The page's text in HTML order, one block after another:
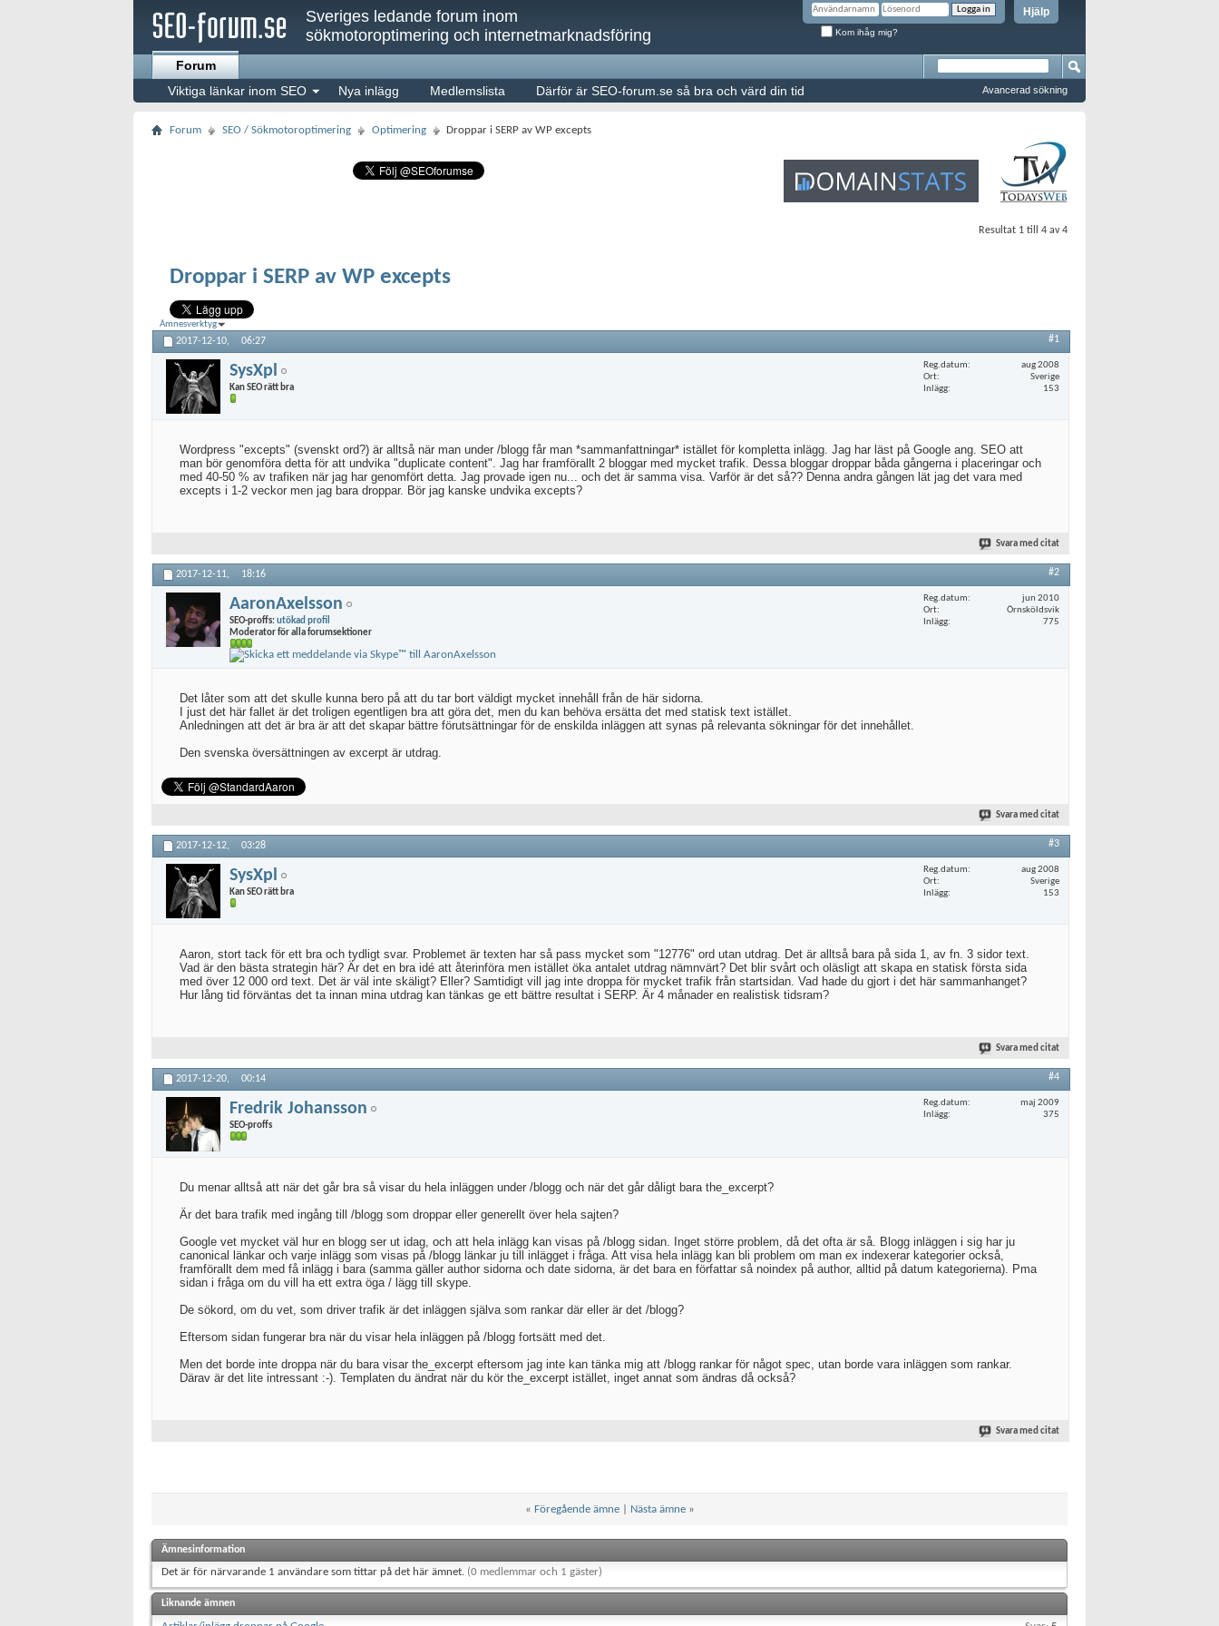
Hjälp
Kom ihåg mig?
Sveriges ledande forum inom
sökmotoroptimering och internetmarknadsföring
Forum
Viktiga länkar inom SEO
Nya inlägg Medlemslista Därför är SEO-forum.se så bra och värd din tid Avancerad sökning
Forum SEO / Sökmotoroptimering Optimering Droppar i SERP av WP excepts
Resultat 1 till 4 av 4
Droppar i SERP av WP excepts
Ämnesverktyg
2017-12-10, 06:27 #1
SysXpl
Kan SEO rätt bra
Reg.datum
aug 2008
Ort
Sverige
Inlägg
153
Wordpress "excepts" (svenskt ord?) är alltså när man under /blogg får man *sammanfattningar* istället för kompletta inlägg. Jag har läst på Google ang. SEO att
man bör genomföra detta för att undvika "duplicate content". Jag har framförallt 2 bloggar med mycket trafik. Dessa bloggar droppar båda gångerna i placeringar och
med 40-50 % av trafiken när jag har genomfört detta. Jag provade igen nu... och det är samma visa. Varför är det så?? Denna andra gången lät jag det vara med
excepts i 1-2 veckor men jag bara droppar. Bör jag kanske undvika excepts?
Svara med citat
2017-12-11, 18:16 #2
AaronAxelsson
SEO-proffs:utökad profil
Moderator för alla forumsektioner
Reg.datum
jun 2010
Ort
Örnsköldsvik
Inlägg
775
Det låter som att det skulle kunna bero på att du tar bort väldigt mycket innehåll från de här sidorna.
I just det här fallet är det troligen egentligen bra att göra det, men du kan behöva ersätta det med statisk text istället.
Anledningen att det är bra är att det skapar bättre förutsättningar för de enskilda inläggen att synas på relevanta sökningar för det innehållet.
Den svenska översättningen av excerpt är utdrag.
Svara med citat
2017-12-12, 03:28 #3
SysXpl
Kan SEO rätt bra
Reg.datum
aug 2008
Ort
Sverige
Inlägg
153
Aaron, stort tack för ett bra och tydligt svar. Problemet är texten har så pass mycket som "12776" ord utan utdrag. Det är alltså bara på sida 1, av fn. 3 sidor text.
Vad är den bästa strategin här? Är det en bra idé att återinföra men istället öka antalet utdrag nämnvärt? Det blir svårt och oläsligt att skapa en statisk första sida
med över 12 000 ord text. Det är väl inte skäligt? Eller? Samtidigt vill jag inte droppa för mycket trafik från startsidan. Vad hade du gjort i det här sammanhanget?
Hur lång tid förväntas det ta innan mina utdrag kan tänkas ge ett bättre resultat i SERP. Är 4 månader en realistisk tidsram?
Svara med citat
2017-12-20, 00:14 #4
Fredrik Johansson
SEO-proffs
Reg.datum
maj 2009
Inlägg
375
Du menar alltså att när det går bra så visar du hela inläggen under /blogg och när det går dåligt bara the_excerpt?
Är det bara trafik med ingång till /blogg som droppar eller generellt över hela sajten?
Google vet mycket väl hur en blogg ser ut idag, och att hela inlägg kan visas på /blogg sidan. Inget större problem, då det ofta är så. Blogg inläggen i sig har ju
canonical länkar och varje inlägg som visas på /blogg länkar ju till inlägget i fråga. Att visa hela inlägg kan bli problem om man ex indexerar kategorier också,
framförallt dem med få inlägg i bara (samma gäller author sidorna och date sidorna, är det bara en författar så noindex på author, alltid på datum kategorierna). Pma
sidan i fråga om du vill ha ett extra öga / lägg till skype.
De sökord, om du vet, som driver trafik är det inläggen själva som rankar där eller är det /blogg?
Eftersom sidan fungerar bra när du visar hela inläggen på /blogg fortsätt med det.
Men det borde inte droppa när du bara visar the_excerpt eftersom jag inte kan tänka mig att /blogg rankar för något spec, utan borde vara inläggen som rankar.
Därav är det lite intressant :-). Templaten du ändrat när du kör the_excerpt istället, inget annat som ändras då också?
Svara med citat
« Föregående ämne| Nästa ämne »
Ämnesinformation
Det är för närvarande 1 användare som tittar på det här ämnet. (0 medlemmar och 1 gäster)
Liknande ämnen